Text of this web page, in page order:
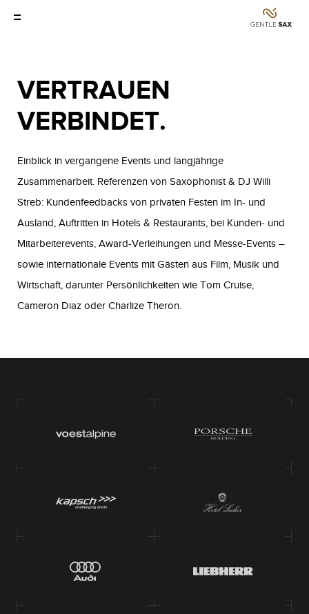
VERTRAUEN
VERBINDET.
Einblick in vergangene Events und langjährige
Zusammenarbeit. Referenzen von Saxophonist & DJ Willi
Streb: Kundenfeedbacks von privaten Festen im In- und
Ausland, Auftritten in Hotels & Restaurants, bei Kunden- und
Mitarbeiterevents, Award-Verleihungen und Messe-Events –
sowie internationale Events mit Gästen aus Film, Musik und
Wirtschaft, darunter Persönlichkeiten wie Tom Cruise,
Cameron Diaz oder Charlize Theron.